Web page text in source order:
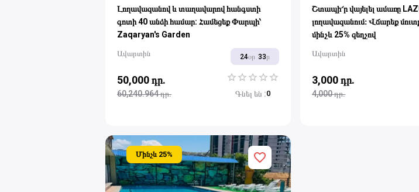
Լողավազանով և տաղավարով հանգստի
գոտի 40 անձի համար: Համեցեք Փարպի՝
Zaqaryan's Garden
Ավարտին 24օր 33ր
50,000 դր.
60,240.964 դր. 1 Star
2 Stars
3 Stars
4 Stars
5 Stars
Գնել են :0
Շտապի՜ր վայելել ամառը
լողավազանում։ Վճարեք
մինչև 25% զեղչով
Ավարտին
3,000 դր.
4,000 դր.
Մինչև 25%